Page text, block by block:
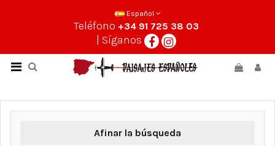
Español
Teléfono +34 91 725 38 03
| Síganos
Afinar la búsqueda